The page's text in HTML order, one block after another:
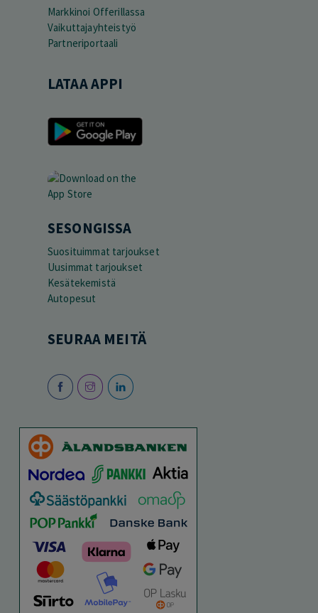
Markkinoi Offerillassa
Vaikuttajayhteistyö
Partneriportaali
LATAA APPI
SESONGISSA
Suosituimmat tarjoukset
Uusimmat tarjoukset
Kesätekemistä
Autopesut
SEURAA MEITÄ